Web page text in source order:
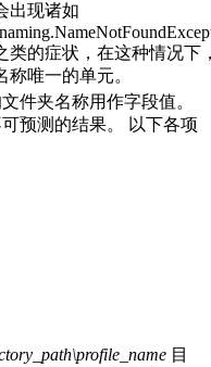
出现诸如
类的症状，在这种情况下
称唯一的单元。
件夹名称用作字段值。
预测的结果。 以下各项
目